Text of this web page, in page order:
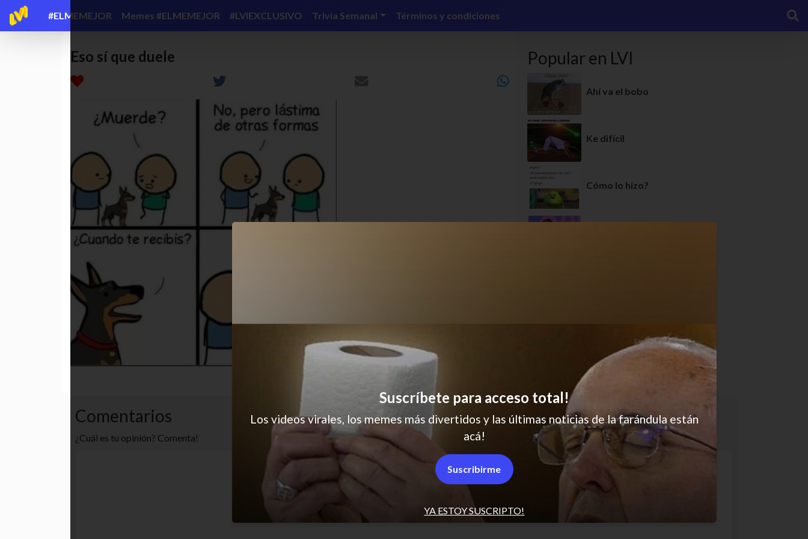
#ELMEMEJOR Memes #ELMEMEJOR #LVIEXCLUSIVO Trivia Semanal Términos y condiciones
Eso sí que duele Popular en LVI
Ahí va el bobo
Ke difícil
Cómo lo hizo?
Comentarios
¿Cuál es tu opinión? Comenta!
YA ESTOY SUSCRIPTO!
Suscríbete para acceso total!
Los videos virales, los memes más divertidos y las últimas noticias de la farándula están
acá!
Suscribirme